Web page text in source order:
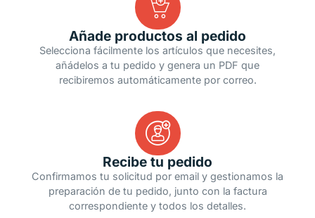
Añade productos al pedido
Selecciona fácilmente los artículos que necesites,
añádelos a tu pedido y genera un PDF que
recibiremos automáticamente por correo.
Recibe tu pedido
Confirmamos tu solicitud por email y gestionamos la
preparación de tu pedido, junto con la factura
correspondiente y todos los detalles.